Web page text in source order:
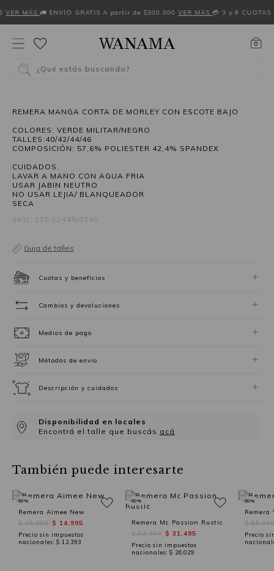
VER MÁS 🚛 ENVÍO GRATIS A partir de $300.000 VER MÁS 💳 3 y 6 CUOTAS
0
¿Qué estás buscando?
REMERA MANGA CORTA DE MORLEY CON ESCOTE BAJO
COLORES: VERDE MILITAR/NEGRO
TALLES:40/42/44/46
COMPOSICIÓN: 57,6% POLIESTER 42,4% SPANDEX
CUIDADOS:
LAVAR A MANO CON AGUA FRIA
USAR JABIN NEUTRO
NO USAR LEJIA/ BLANQUEADOR
SECA
SKU: 110.3244%0140
Guia de talles
Cuotas y beneficios
Cambios y devoluciones
Medios de pago
Métodos de envío
Descripción y cuidados
Disponibilidad en locales
Encontrá el talle que buscás acá
También puede interesarte
Remera Aimee New
$ 29,990 $ 14,995
Precio sin impuestos
nacionales: $ 12,393
-50%
Remera Mc Passion Rustic
$ 62,990 $ 31,495
Precio sin impuestos
nacionales: $ 26,029
-50%
Remera
$
Precio
-50%